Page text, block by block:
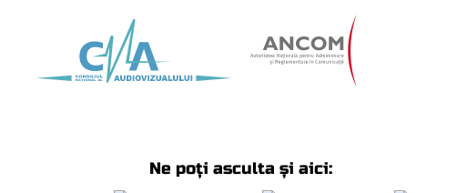
Ne poți asculta și aici: